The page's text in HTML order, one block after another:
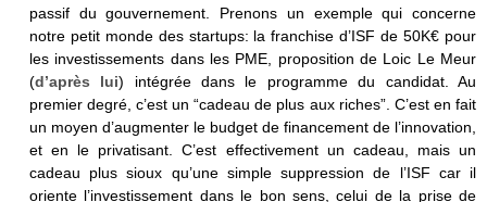
passif du gouvernement. Prenons un exemple qui concerne
notre petit monde des startups: la franchise d’ISF de 50K€ pour
les investissements dans les PME, proposition de Loic Le Meur
(d’après lui) intégrée dans le programme du candidat. Au
premier degré, c’est un “cadeau de plus aux riches”. C’est en fait
un moyen d’augmenter le budget de financement de l’innovation,
et en le privatisant. C’est effectivement un cadeau, mais un
cadeau plus sioux qu’une simple suppression de l’ISF car il
oriente l’investissement dans le bon sens, celui de la prise de